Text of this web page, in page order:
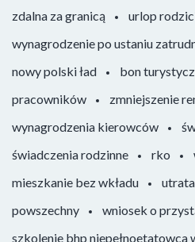
zdalna za granicą urlop
wynagrodzenie po ustaniu
nowy polski ład
bon
pracowników
zmniejszenie
wynagrodzenia kierowców
świadczenia rodzinne
rko
mieszkanie bez wkładu
powszechny
wniosek o
szkolenie bhp niepełnoetatowca